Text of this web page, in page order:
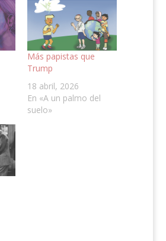
Más papistas que
Trump
18 abril, 2026
En «A un palmo del
suelo»